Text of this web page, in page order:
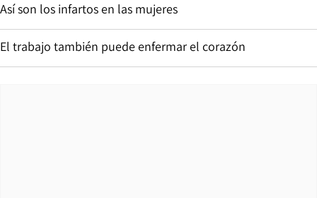
Así son los infartos en las mujeres
El trabajo también puede enfermar el corazón